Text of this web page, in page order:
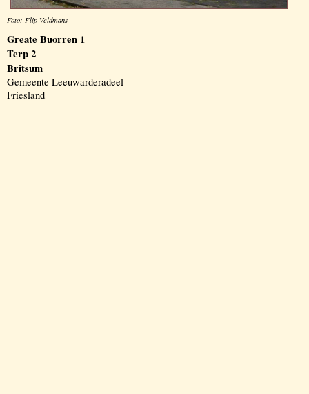
Foto: Flip Veldmans
Greate Buorren 1
Terp 2
Britsum
Gemeente Leeuwarderadeel
Friesland